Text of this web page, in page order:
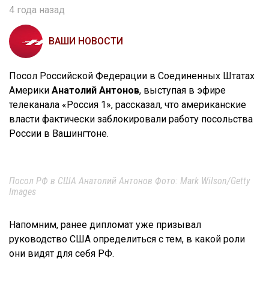
4 года назад
ВАШИ НОВОСТИ
Посол Российской Федерации в Соединенных Штатах
Америки Анатолий Антонов, выступая в эфире
телеканала «Россия 1», рассказал, что американские
власти фактически заблокировали работу посольства
России в Вашингтоне.
Посол РФ в США Анатолий Антонов Фото: Mark Wilson/Getty
Images
Напомним, ранее дипломат уже призывал
руководство США определиться с тем, в какой роли
они видят для себя РФ.